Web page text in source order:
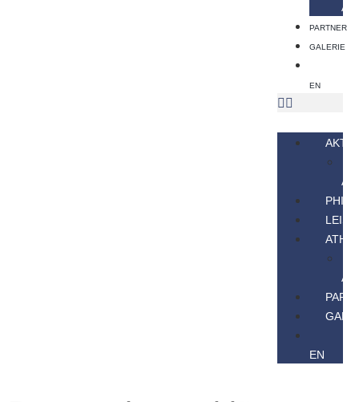
PARTNER
GALERIE
EN
EN